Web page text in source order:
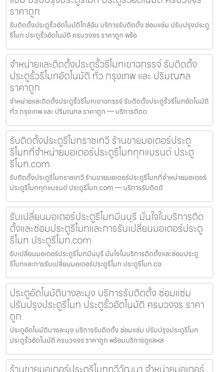
ราคาถูก
รับติดตั้งประตูรั้วอัตโนมัติใกล้ฉัน บริการรับติดตั้ง ซ่อมแซ่ม ปรับปรุงประตู
รีโมท ประตูรั้วอัตโนมัติ ครบวงจร ราคาถูก พร้อ
จำหน่ายและติดตั้งประตูรั้วรีโมทเขาฉกรรจ์ รับติดตั้ง
ประตูรั้วรีโมทอัตโนมัติ ทั่ว กรุงเทพ และ ปริมณฑล
ราคาถูก
จำหน่ายและติดตั้งประตูรั้วรีโมทเขาฉกรรจ์ รับติดตั้งประตูรั้วรีโมทอัตโนมัติ
ทั่ว กรุงเทพ และ ปริมณฑล ราคาถูก — บริการติดต
รับติดตั้งประตูรีโมทราชเทวี ร้านขายมอเตอร์ประตู
รีโมทที่จำหน่ายมอเตอร์ประตูรีโมททุกแบรนด์ ประตู
รีโมท.com
รับติดตั้งประตูรีโมทราชเทวี ร้านขายมอเตอร์ประตูรีโมทที่จำหน่ายมอเตอร์
ประตูรีโมททุกแบรนด์ ประตูรีโมท.com — บริการรับติดตั
รับเปลี่ยนมอเตอร์ประตูรีโมทมีนบุรี มั่นใจในบริการติด
ตั้งและซ่อมประตูรีโมทและการรับเปลี่ยนมอเตอร์ประตู
รีโมท ประตูรีโมท.com
รับเปลี่ยนมอเตอร์ประตูรีโมทมีนบุรี มั่นใจในบริการติดตั้งและซ่อมประตู
รีโมทและการรับเปลี่ยนมอเตอร์ประตูรีโมท ประตูรีโมท.co
ประตูอัตโนมัติบางละมุง บริการรับติดตั้ง ซ่อมแซ่ม
ปรับปรุงประตูรีโมท ประตูรั้วอัตโนมัติ ครบวงจร ราคา
ถูก
ประตูอัตโนมัติบางละมุง บริการรับติดตั้ง ซ่อมแซ่ม ปรับปรุงประตูรีโมท
ประตูรั้วอัตโนมัติ ครบวงจร ราคาถูก พร้อมบริการดูแลหล